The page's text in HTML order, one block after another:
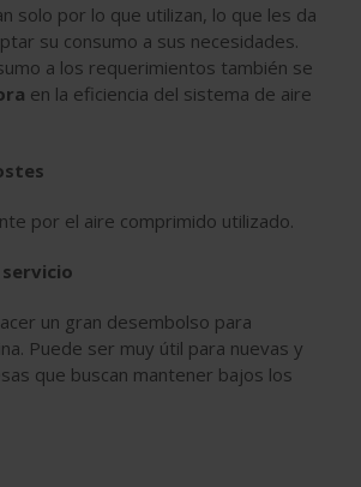
solo por lo que utilizan, lo que les da
su consumo a sus necesidades.
a los requerimientos también se
en la eficiencia del sistema de aire
por el aire comprimido utilizado.
un gran desembolso para
Puede ser muy útil para nuevas y
que buscan mantener bajos los